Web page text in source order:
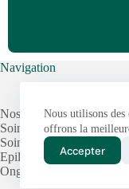
Nous utilisons des
offrons la
Accepter
Navigation
Nos services
Soins visage
Soins du corps
Epilation
Onglerie